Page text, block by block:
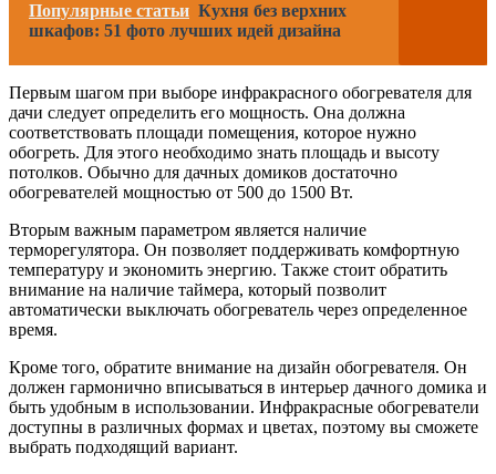
Популярные статьи Кухня без верхних
шкафов: 51 фото лучших идей дизайна
Первым шагом при выборе инфракрасного обогревателя для
дачи следует определить его мощность. Она должна
соответствовать площади помещения, которое нужно
обогреть. Для этого необходимо знать площадь и высоту
потолков. Обычно для дачных домиков достаточно
обогревателей мощностью от 500 до 1500 Вт.
Вторым важным параметром является наличие
терморегулятора. Он позволяет поддерживать комфортную
температуру и экономить энергию. Также стоит обратить
внимание на наличие таймера, который позволит
автоматически выключать обогреватель через определенное
время.
Кроме того, обратите внимание на дизайн обогревателя. Он
должен гармонично вписываться в интерьер дачного домика и
быть удобным в использовании. Инфракрасные обогреватели
доступны в различных формах и цветах, поэтому вы сможете
выбрать подходящий вариант.